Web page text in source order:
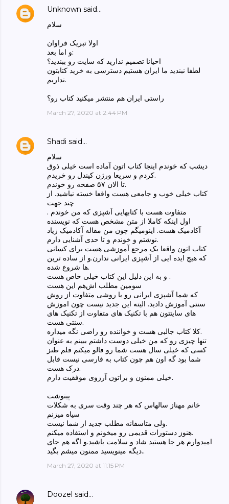
Unknown said…
سلام
اولا تبریک فراوان
و اما بعد:
احیانا تصمیم‌ ندارید که سایت رو ببندید؟
لطفا نبندید ما ایران‌ هستیم دسترسی به خرید کتابتون
نداریم.
راستی ایران هم منتشر میکنید کتاب رو؟
March 27, 2020 at 2:44 PM
Shadi said…
سلام
دیشب که خوندم اینجا کتاب اتون آماده است خیلی ذوق
کردم و سریعا ورژن کیندل رو خریدم.
تا الان ۵۷ صفحه رو خوندم.
کتاب خیلی خوب و جامعی هست واقعا خسته نباشید. از
چند جهت
. متفاوت هست با کتابهایی آشپزی که من خوندم
اول اینکه کاملا از متن مشخص هست که نویسنده
آکادمیک هست. اینو‌میگم چون من مقاله آکادمیک زیاد
نوشتم و خوندم و تا حدی آشنایی دارم.
کتاب اتون واقعا یک مرجع آموزشی هست برای کسانی
که هیچ ایده ایی از آشپزی ایرانی ندارن.و از ساده ترین
ها شروع شده.
و به این دلیل این کتاب خیلی خاص هست .
سومین مطلب اش‌هم این هست
که شما آشپزی ایرانی رو با روشی متفاوت از روش
سنتی آموزش دادید. الیته این جدید نیست چون اموزش
های سایتتون هم با تکنیک های متفاوت از تکنیک های
سنتی هست.
کلا کتاب جالبی هست و خواننده رو راضی نگه میداره.
تنها چیزی رو که من خیلی دوست داشتم ببینم به عنوان
کسی که خیلی سال هست شما رو فالو میکنم قلم طنز
شما بود گه اون هم چون کتاب به فارسی نیست قابل
درک هست.
خیلی ممنون و براتون آرزوی موفقیت دارم.
پینوشت
خانم مهناز سالهاس که هر چند وقت سری به شکلات
سیاه میزنم
ولی متاسفانه مطلب جدید از شما نیست.
هنوز دستورات قدیمی رو میخونم و استفاده میکنم.
امیدوارم هر جا هستید شاد و سلامت باشید.و اگه هم جای
دیگه مینویسید ممنون میشم بگید..
March 27, 2020 at 11:15 PM
Doozel said…